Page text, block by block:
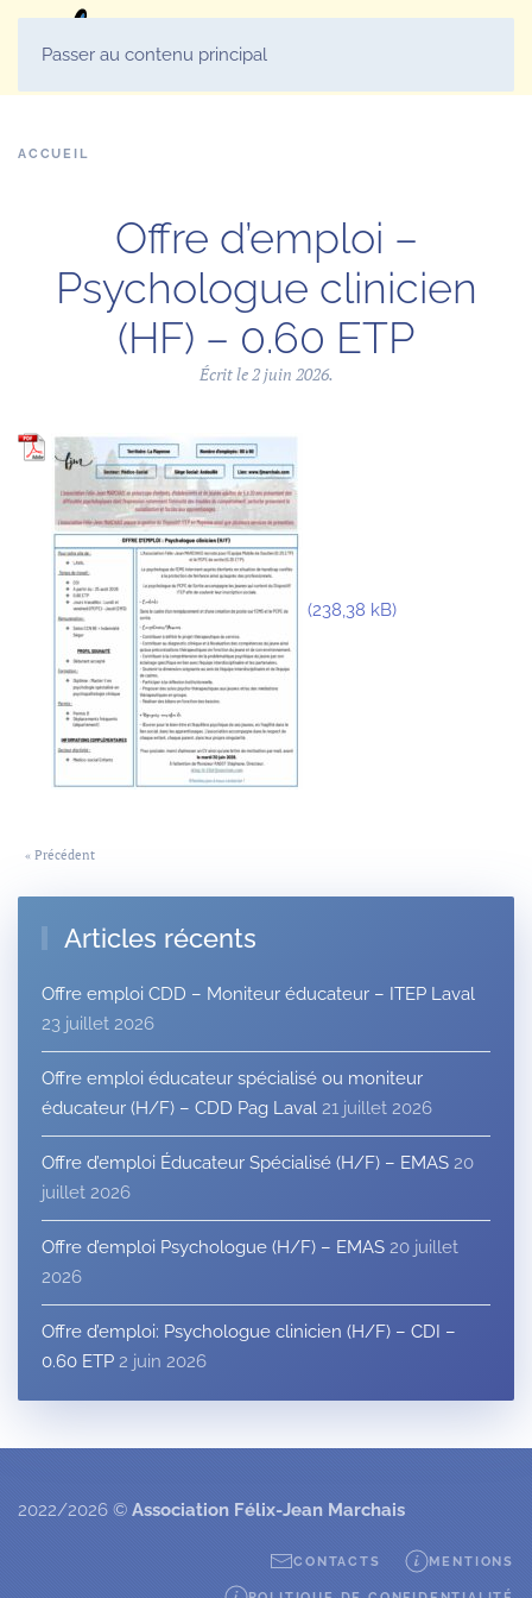
Passer au contenu principal
ACCUEIL
Offre d’emploi –
Psychologue clinicien
(HF) – 0.60 ETP
Écrit le2 juin 2026.
« Précédent
Articles récents
Offre emploi CDD – Moniteur éducateur – ITEP Laval
23 juillet 2026
Offre emploi éducateur spécialisé ou moniteur
éducateur (H/F) – CDD Pag Laval 21 juillet 2026
Offre d’emploi Éducateur Spécialisé (H/F) – EMAS 20
juillet 2026
Offre d’emploi Psychologue (H/F) – EMAS 20 juillet
2026
Offre d’emploi: Psychologue clinicien (H/F) – CDI –
0.60 ETP 2 juin 2026
2022/2026 © Association Félix-Jean Marchais
CONTACTS MENTIONS